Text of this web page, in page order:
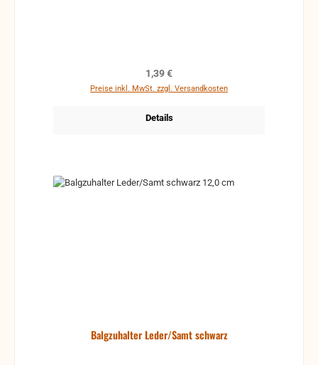
Regulärer Preis:
1,39 €
Preise inkl. MwSt. zzgl. Versandkosten
Details
Balgzuhalter Leder/Samt schwarz